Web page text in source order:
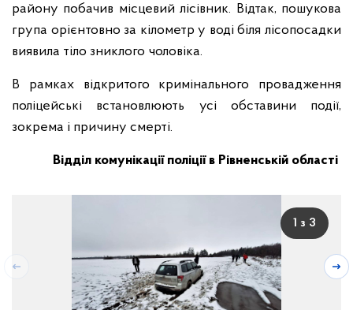
району побачив місцевий лісівник. Відтак, пошукова
група орієнтовно за кілометр у воді біля лісопосадки
виявила тіло зниклого чоловіка.
В рамках відкритого кримінального провадження
поліцейські встановлюють усі обставини події,
зокрема і причину смерті.
Відділ комунікації поліції в Рівненській області
1 з 3